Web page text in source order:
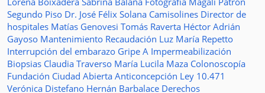
Segundo Piso Dr. José Félix Solana Camisolines Director de
hospitales Matías Genovesi Tomás Raverta Héctor Adrián
Gayoso Mantenimiento Recaudación Luz María Repetto
Interrupción del embarazo Gripe A Impermeabilización
Biopsias Claudia Traverso María Lucila Maza Colonoscopía
Fundación Ciudad Abierta Anticoncepción Ley 10.471
Verónica Distefano Hernán Barbalace Derechos